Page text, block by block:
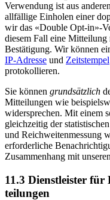
Verwendung ist aus
allfällige Einholen einer
wir das «Double Opt-in»-
diesem Fall eine
Bestätigung. Wir können
IP-Adresse und Zeitstempel
protokollieren.
Sie können grundsätzlich
Mitteilungen wie
widersprechen. Mit einem
gleichzeitig der
und Reichweitenmessung
erforderliche
Zusammenhang mit
11.3 Dienst­leister
teilungen